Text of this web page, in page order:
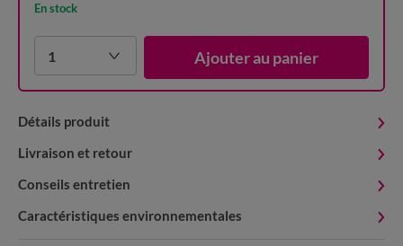
En stock
1 Ajouter au panier
Détails produit
Livraison et retour
Conseils entretien
Caractéristiques environnementales